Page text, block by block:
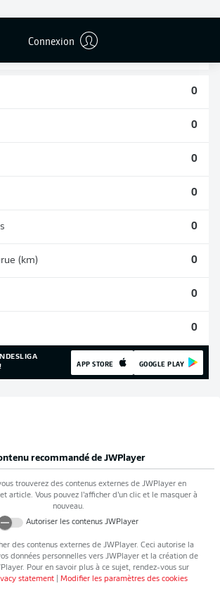
Connexion
0 0
0
0
0
0
0
(km) 0
0
0
APP STORE GOOGLE PLAY
recommandé de JWPlayer
trouverez des contenus externes de JWPlayer en
article. Vous pouvez l’afficher d’un clic et le masquer à
nouveau.
Autoriser les contenus JWPlayer
des contenus externes de JWPlayer. Ceci autorise la
données personnelles vers JWPlayeret la création de
. Pour en savoir plus à ce sujet, rendez-vous sur
statement| Modifier les paramètres des cookies